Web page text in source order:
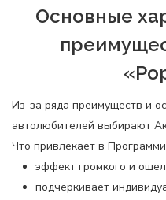
Основные
Из-за ряда преимуществ и
автолюбителей выбирают
Что привлекает в
эффект громкого и
подчеркивает